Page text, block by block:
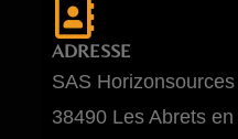
ADRESSE
SAS
38490 Les Abrets